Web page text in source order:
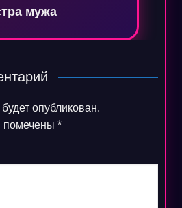
мужа
опубликован.
помечены *